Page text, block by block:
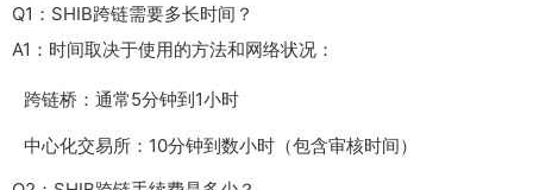
Q1：SHIB跨链需要多长时间？
A1：时间取决于使用的方法和网络状况：
跨链桥：通常5分钟到1小时
中心化交易所：10分钟到数小时（包含审核时间）